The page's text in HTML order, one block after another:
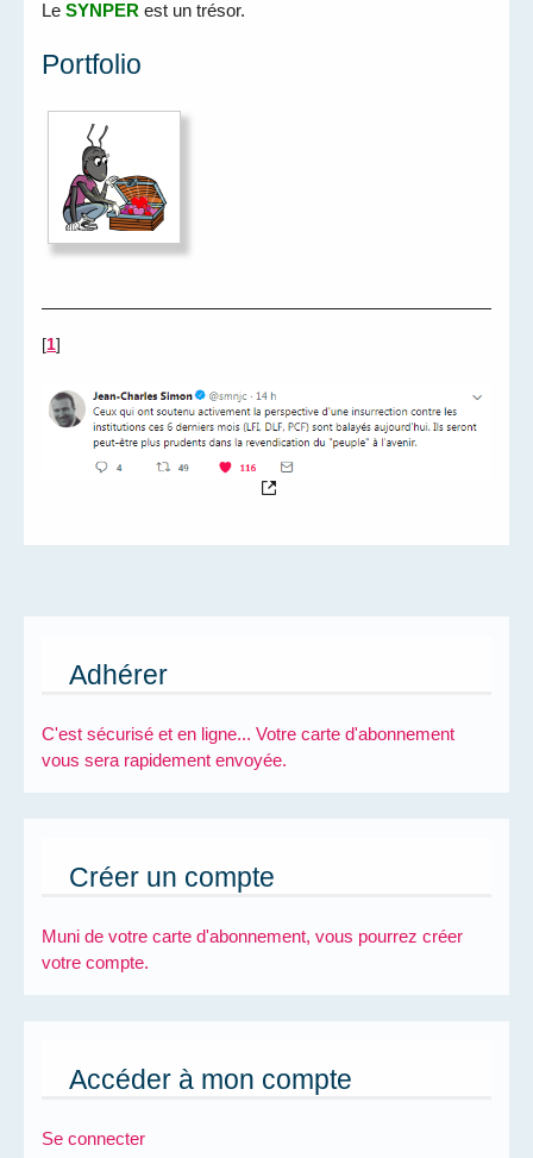
LeSYNPER est un trésor.
Portfolio
[1]
Adhérer
C'est sécurisé et en ligne... Votre carte d'abonnement
vous sera rapidement envoyée.
Créer un compte
Muni de votre carte d'abonnement, vous pourrez créer
votre compte.
Accéder à mon compte
Se connecter